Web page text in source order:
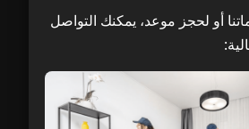
أو لحجز موعد، يمكنك التواصل